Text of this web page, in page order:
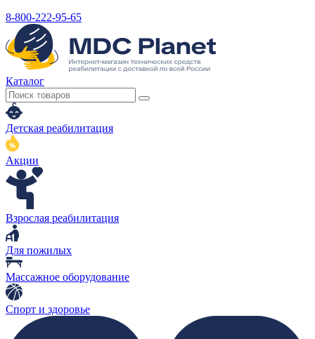
8-800-222-95-65
Каталог
Детская реабилитация
Акции
Взрослая реабилитация
Для пожилых
Массажное оборудование
Спорт и здоровье